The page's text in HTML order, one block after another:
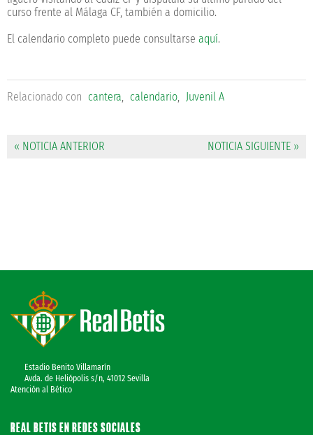
curso frente al Málaga CF, también a domicilio.
El calendario completo puede consultarse aquí.
Relacionado con cantera, calendario, Juvenil A
« NOTICIA ANTERIOR NOTICIA SIGUIENTE »
Estadio Benito Villamarín
Avda. de Heliópolis s/n, 41012 Sevilla
Atención al Bético
REAL BETIS EN REDES SOCIALES